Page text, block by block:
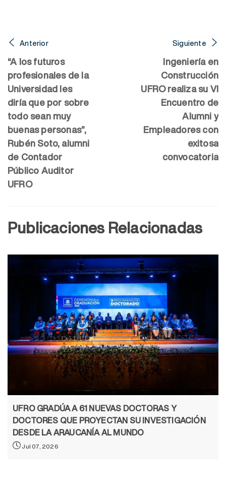
Anterior
“A los futuros
profesionales de la
Universidad les
diría que por sobre
todo sean muy
buenas personas”,
Rubén Soto, alumni
de Contador
Público Auditor
UFRO
Siguiente
Ingeniería en
Construcción
UFRO realiza su VI
Encuentro de
Alumni y
Empleadores con
exitosa
convocatoria
Publicaciones Relacionadas
UFRO GRADÚA A 61 NUEVAS DOCTORAS Y
DOCTORES QUE PROYECTAN SU INVESTIGACIÓN
DESDE LA ARAUCANÍA AL MUNDO
Jul 07, 2026